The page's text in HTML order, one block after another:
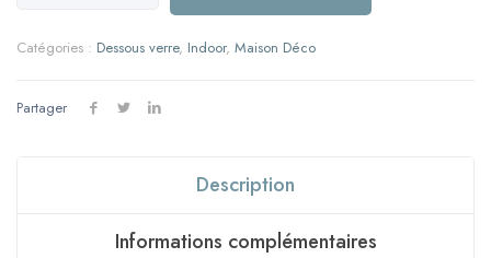
verre
6)
Catégories : Dessous verre, Indoor, Maison Déco
Partager
Description
Informations complémentaires